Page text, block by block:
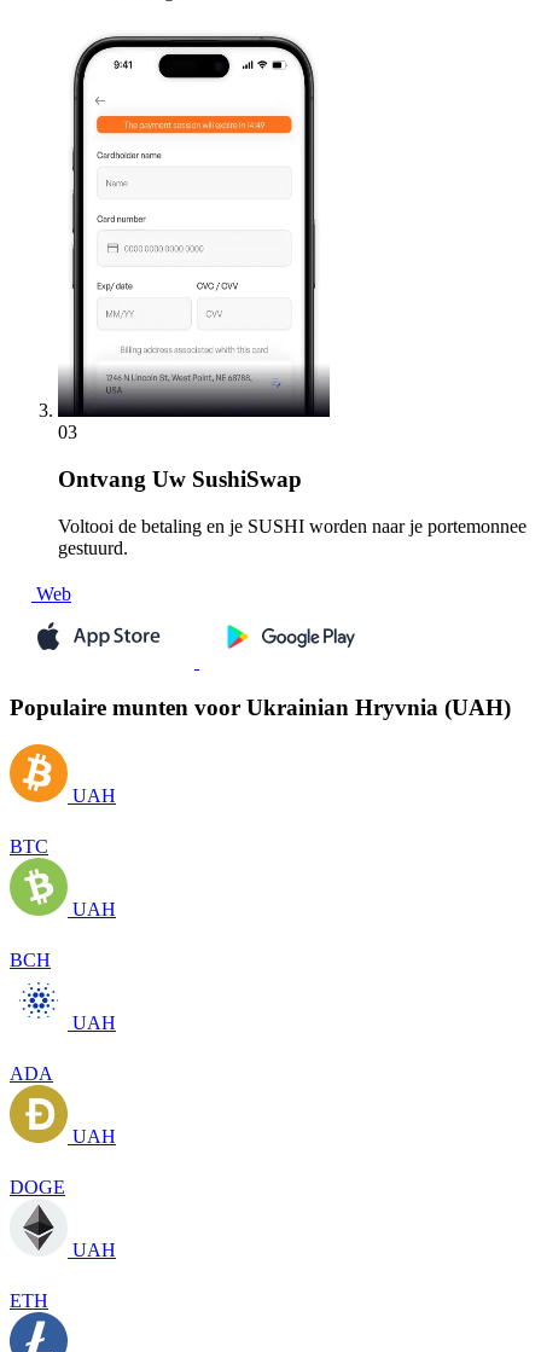
03
Ontvang Uw SushiSwap
Voltooi de betaling en je SUSHI worden naar je portemonnee
gestuurd.
Web
Populaire munten voor Ukrainian Hryvnia (UAH)
UAH
BTC
UAH
BCH
UAH
ADA
UAH
DOGE
UAH
ETH